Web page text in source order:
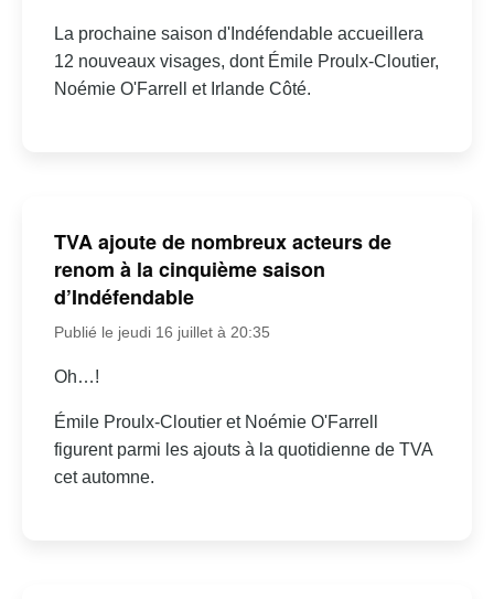
La prochaine saison d'Indéfendable accueillera
12 nouveaux visages, dont Émile Proulx-Cloutier,
Noémie O'Farrell et Irlande Côté.
TVA ajoute de nombreux acteurs de
renom à la cinquième saison
d’Indéfendable
Publié le jeudi 16 juillet à 20:35
Oh…!
Émile Proulx-Cloutier et Noémie O'Farrell
figurent parmi les ajouts à la quotidienne de TVA
cet automne.